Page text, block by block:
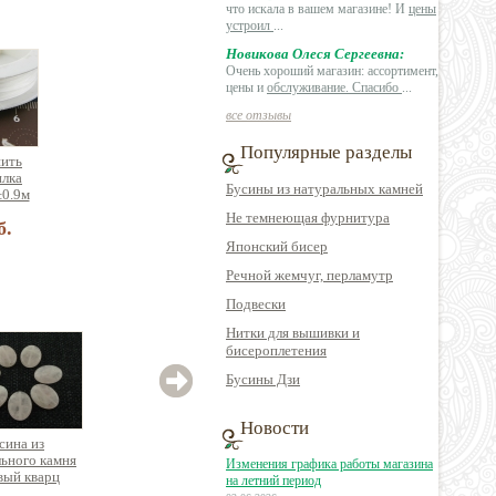
из
камня
кварц
Бусина из
натурального камня
цилиндр
натуральных камней
с гелиотисом, круглая
что искала в вашем магазине! И цены
устроил ...
Новикова Олеся Сергеевна:
Очень хороший магазин: ассортимент,
цены и обслуживание. Спасибо ...
все отзывы
Популярные разделы
Бусины из натуральных камней
Не темнеющая фурнитура
Японский бисер
Речной жемчуг, перламутр
Подвески
Нитки для вышивки и
бисероплетения
Бусины Дзи
Новости
Изменения графика работы магазина
на летний период